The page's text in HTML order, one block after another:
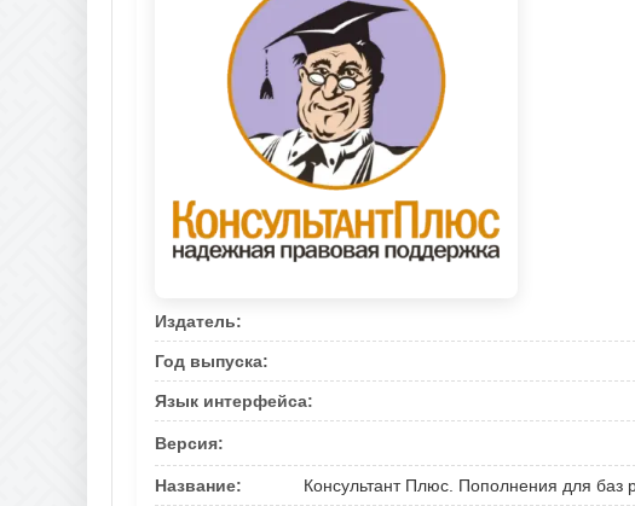
Издатель:
Год выпуска:
Язык интерфейса:
Версия:
Название: Консультант Плюс. Пополнения для баз